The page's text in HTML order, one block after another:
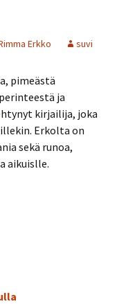
Erkko suvi
pimeästä
ja
kirjailija, joka
Erkolta on
sekä runoa,
aikuislle.